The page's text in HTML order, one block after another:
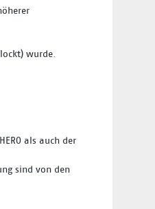
wurde.
als auch der
sind von den